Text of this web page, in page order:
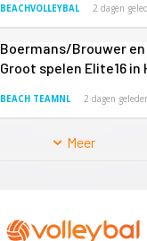
BEACHVOLLEYBAL 2 dagen
Boermans/Brouwer en
Groot spelen Elite16 in
BEACH TEAMNL 2 dagen
Meer